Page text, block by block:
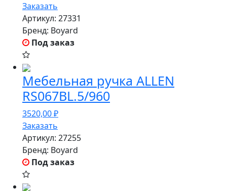
Заказать
Артикул: 27331
Бренд: Boyard
Под заказ
Мебельная ручка ALLEN
RS067BL.5/960
3520,00₽
Заказать
Артикул: 27255
Бренд: Boyard
Под заказ